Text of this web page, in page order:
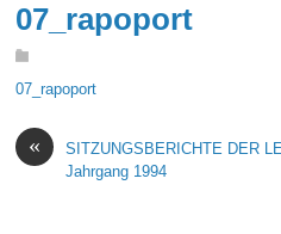
07_rapoport
07_rapoport
«
SITZUNGSBERICHTE DER
Jahrgang 1994